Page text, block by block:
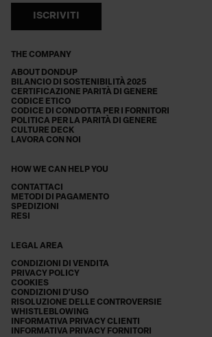
THE COMPANY
ABOUT DONDUP
BILANCIO DI SOSTENIBILITÀ 2025
CERTIFICAZIONE PARITÀ DI GENERE
CODICE ETICO
CODICE DI CONDOTTA PER I FORNITORI
POLITICA PER LA PARITÀ DI GENERE
CULTURE DECK
LAVORA CON NOI
HOW WE CAN HELP YOU
CONTATTACI
METODI DI PAGAMENTO
SPEDIZIONI
RESI
LEGAL AREA
CONDIZIONI DI VENDITA
PRIVACY POLICY
COOKIES
CONDIZIONI D'USO
RISOLUZIONE DELLE CONTROVERSIE
WHISTLEBLOWING
INFORMATIVA PRIVACY CLIENTI
INFORMATIVA PRIVACY FORNITORI
ISCRIVITI